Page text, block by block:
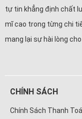
tự tin khẳng định chất
mĩ cao trong từng chi
mang lại sự hài lòng
CHÍNH SÁCH
Chính Sách Thanh